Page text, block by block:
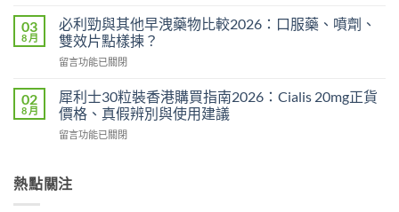
常
見
作
安
全
服
法
與
正
貨？
2026
年
買
渠
＋
完
久
液
哪
裡
先
安
心？
2026
港
03
8 月
必利勁與其他早洩藥物比較2026：口服藥、噴劑、
雙效片點樣揀？
在
利
勁
與
其
洩
留言功能已關閉
02
8 月
犀利士30粒裝香港購買指南2026：Cialis 20mg正貨
價格、真假辨別與使用建議
在
士
30
留言功能已關閉
熱點關注